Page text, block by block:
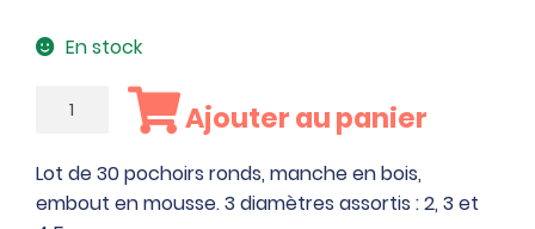
En stock
quantité
de
30
Ajouter au panier
Lot de 30 pochoirs ronds, manche en bois,
embout en mousse. 3 diamètres assortis : 2, 3 et